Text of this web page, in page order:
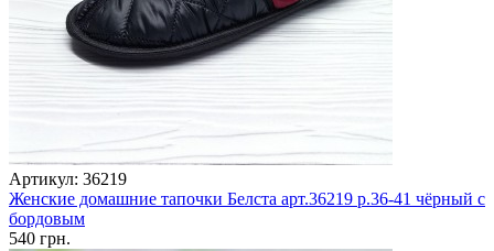
Артикул: 36219
Женские домашние тапочки Белста арт.36219 р.36-41 чёрный с
бордовым
540 грн.